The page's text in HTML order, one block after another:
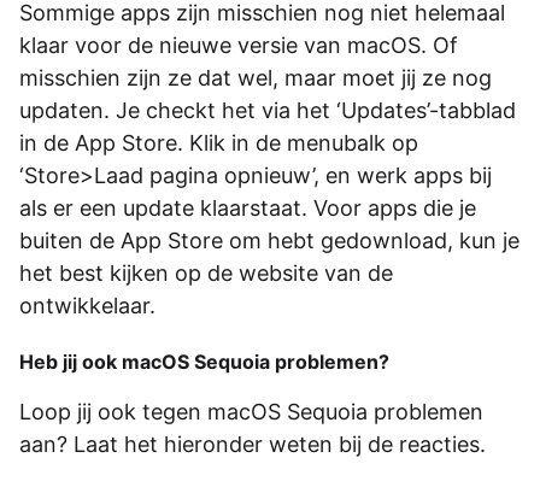
Sommige apps zijn misschien nog niet helemaal
klaar voor de nieuwe versie van macOS. Of
misschien zijn ze dat wel, maar moet jij ze nog
updaten. Je checkt het via het ‘Updates’-tabblad
in de App Store. Klik in de menubalk op
‘Store>Laad pagina opnieuw’, en werk apps bij
als er een update klaarstaat. Voor apps die je
buiten de App Store om hebt gedownload, kun je
het best kijken op de website van de
ontwikkelaar.
Heb jij ook macOS Sequoia problemen?
Loop jij ook tegen macOS Sequoia problemen
aan? Laat het hieronder weten bij de reacties.